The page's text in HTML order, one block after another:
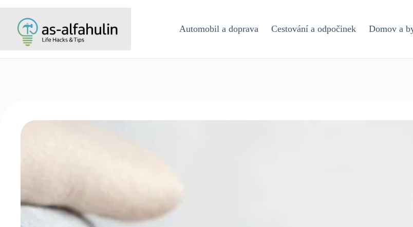
content
Automobil a doprava Cestování a odpočinek Domov a